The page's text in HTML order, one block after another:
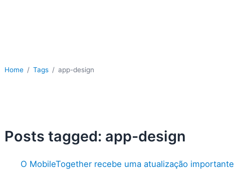
Home Tags app-design
Posts tagged: app-design
O MobileTogether recebe uma atualização importante